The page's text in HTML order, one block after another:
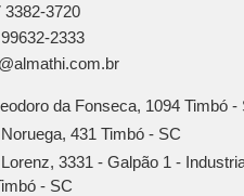
3382-3720
2333
da Fonseca, 1094 Timbó -
431 Timbó - SC
3331 - Galpão 1 -
- SC